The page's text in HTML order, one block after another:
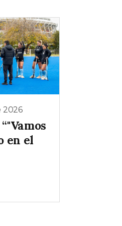
2026
en el